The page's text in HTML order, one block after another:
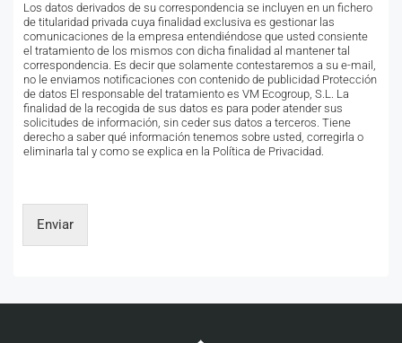
Los datos derivados de su correspondencia se incluyen en un fichero
de titularidad privada cuya finalidad exclusiva es gestionar las
comunicaciones de la empresa entendiéndose que usted consiente
el tratamiento de los mismos con dicha finalidad al mantener tal
correspondencia. Es decir que solamente contestaremos a su e-mail,
no le enviamos notificaciones con contenido de publicidad Protección
de datos El responsable del tratamiento es VM Ecogroup, S.L. La
finalidad de la recogida de sus datos es para poder atender sus
solicitudes de información, sin ceder sus datos a terceros. Tiene
derecho a saber qué información tenemos sobre usted, corregirla o
eliminarla tal y como se explica en la Política de Privacidad.
Enviar